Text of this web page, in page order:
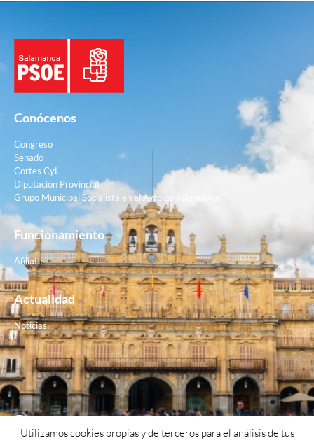
Conócenos
Congreso
Senado
Cortes CyL
Diputación Provincial
Grupo Municipal Socialista en el Ayto de Salamanca
Funcionamiento
Afiliate
Actualidad
Noticias
Contacto
Utilizamos cookies propias y de terceros para el análisis de tus